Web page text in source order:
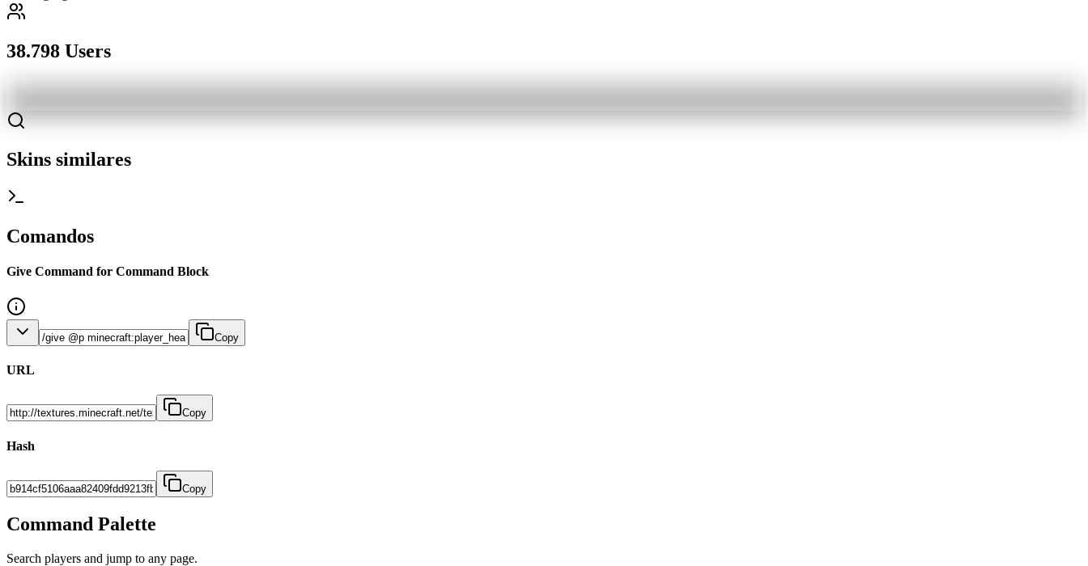
38.798 Users
Skins similares
Comandos
Give Command for Command Block
Copy
URL
Copy
Hash
Copy
Command Palette
Search players and jump to any page.